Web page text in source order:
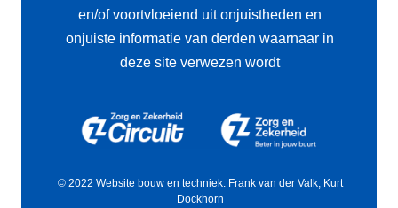
en/of voortvloeiend uit onjuistheden en
onjuiste informatie van derden waarnaar in
deze site verwezen wordt
© 2022 Website bouw en techniek: Frank van der Valk, Kurt
Dockhorn